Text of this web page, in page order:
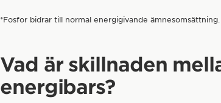
*Fosfor bidrar till normal energigivande ämnesomsättning.
Vad är skillnaden
energibars?